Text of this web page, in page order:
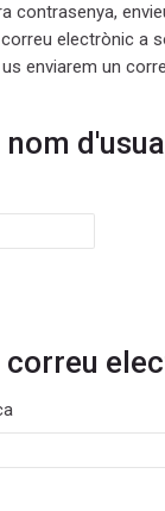
contrasenya,
electrònic a
enviarem un
d'usuari
correu